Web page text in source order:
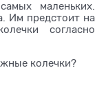
маленьких.
Им предстоит на
согласно
колечки?